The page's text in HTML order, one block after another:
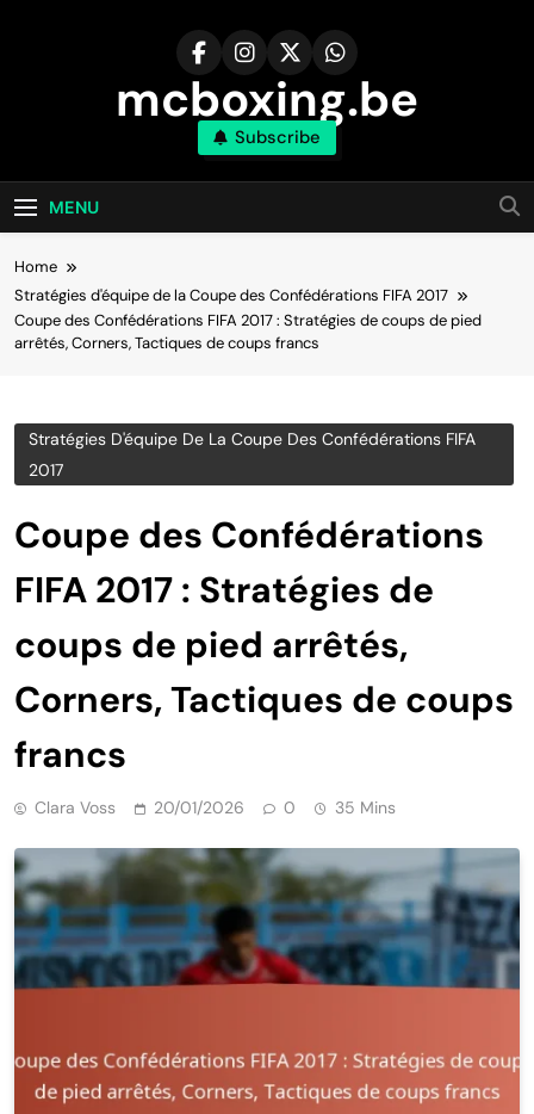
mcboxing.be
Subscribe
MENU
Home
Stratégies d'équipe de la Coupe des Confédérations FIFA 2017
Coupe des Confédérations FIFA 2017 : Stratégies de coups de pied
arrêtés, Corners, Tactiques de coups francs
Stratégies D'équipe De La Coupe Des Confédérations FIFA
2017
Coupe des Confédérations
FIFA 2017 : Stratégies de
coups de pied arrêtés,
Corners, Tactiques de coups
francs
Clara Voss 20/01/2026 0 35 Mins